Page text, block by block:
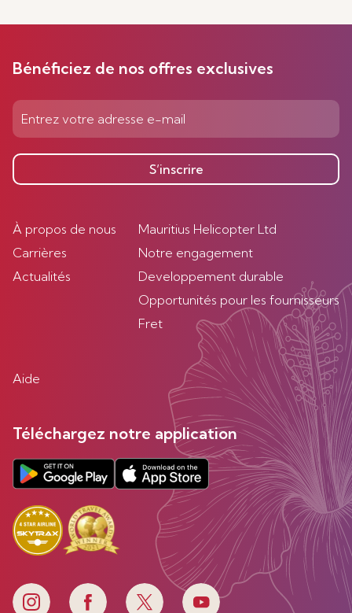
Bénéficiez de nos offres exclusives
S’inscrire
À propos de nous
Carrières
Actualités
Mauritius Helicopter Ltd
Notre engagement
Developpement durable
Opportunités pour les fournisseurs
Fret
Aide
Téléchargez notre application